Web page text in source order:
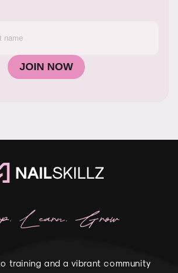
JOIN NOW
Learn. Grow
training and a vibrant community